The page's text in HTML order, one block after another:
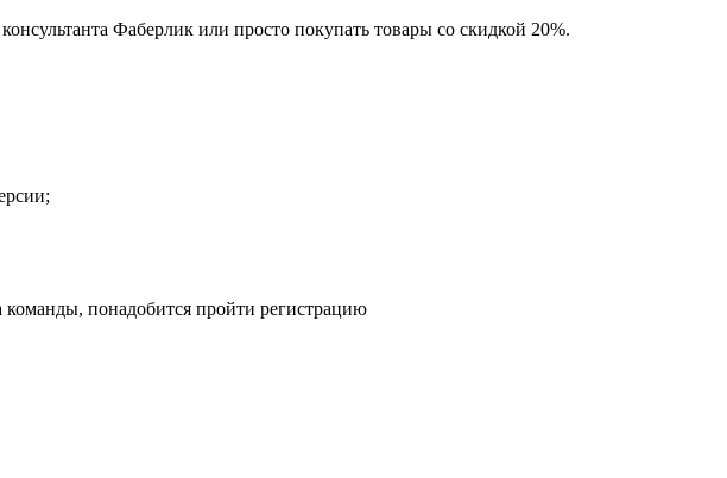
Фаберлик или просто покупать товары со скидкой 20%.
команды, понадобится пройти регистрацию